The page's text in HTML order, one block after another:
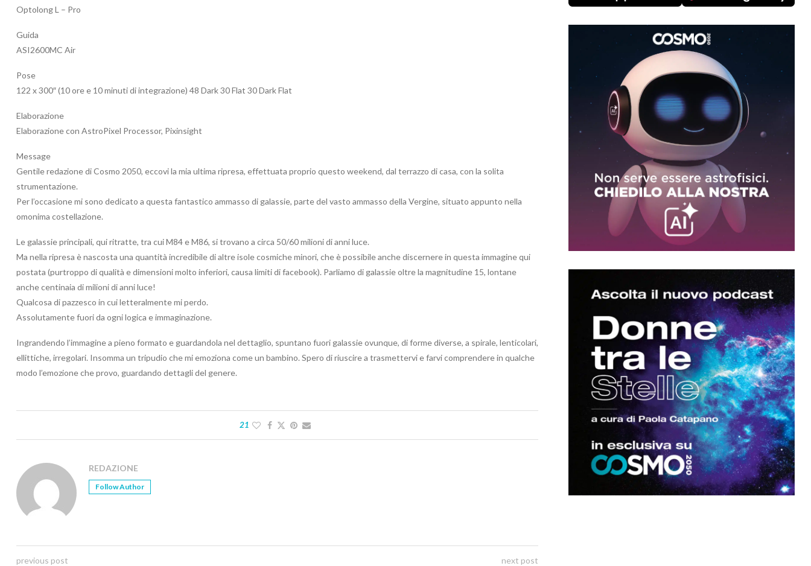
Optolong L – Pro
Guida
ASI2600MC Air
Pose
122 x 300″ (10 ore e 10 minuti di integrazione) 48 Dark 30 Flat 30 Dark Flat
Elaborazione
Elaborazione con AstroPixel Processor, Pixinsight
Message
Gentile redazione di Cosmo 2050, eccovi la mia ultima ripresa, effettuata proprio questo weekend, dal terrazzo di casa, con la solita
strumentazione.
Per l’occasione mi sono dedicato a questa fantastico ammasso di galassie, parte del vasto ammasso della Vergine, situato appunto nella
omonima costellazione.
Le galassie principali, qui ritratte, tra cui M84 e M86, si trovano a circa 50/60 milioni di anni luce.
Ma nella ripresa è nascosta una quantità incredibile di altre isole cosmiche minori, che è possibile anche discernere in questa immagine qui
postata (purtroppo di qualità e dimensioni molto inferiori, causa limiti di facebook). Parliamo di galassie oltre la magnitudine 15, lontane
anche centinaia di milioni di anni luce!
Qualcosa di pazzesco in cui letteralmente mi perdo.
Assolutamente fuori da ogni logica e immaginazione.
Ingrandendo l’immagine a pieno formato e guardandola nel dettaglio, spuntano fuori galassie ovunque, di forme diverse, a spirale, lenticolari,
ellittiche, irregolari. Insomma un tripudio che mi emoziona come un bambino. Spero di riuscire a trasmettervi e farvi comprendere in qualche
modo l’emozione che provo, guardando dettagli del genere.
21
REDAZIONE
Follow Author
previous post
next post